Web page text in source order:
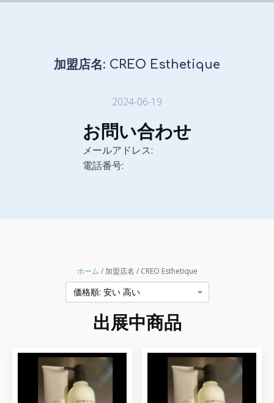
加盟店名: CREO Esthetique
2024-06-19
お問い合わせ
メールアドレス:
電話番号:
ホーム / 加盟店名 / CREO Esthetique
出展中商品